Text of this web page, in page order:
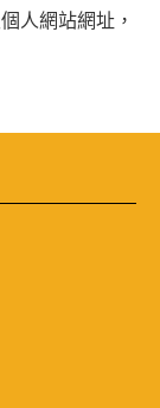
人網站網址，